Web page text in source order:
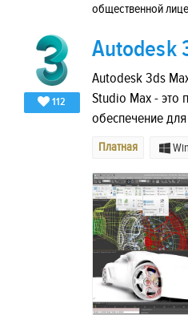
общественной
112
Autodesk
Autodesk 3ds
Studio Max - это
обеспечение
Платная